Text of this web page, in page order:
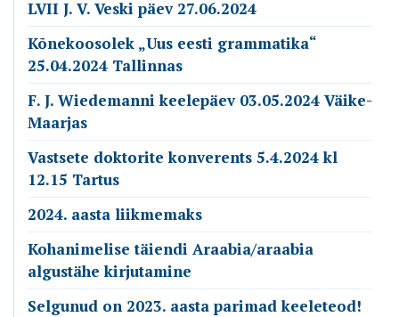
LVII J. V. Veski päev 27.06.2024
Kõnekoosolek „Uus eesti grammatika“
25.04.2024 Tallinnas
F. J. Wiedemanni keelepäev 03.05.2024 Väike-
Maarjas
Vastsete doktorite konverents 5.4.2024 kl
12.15 Tartus
2024. aasta liikmemaks
Kohanimelise täiendi Araabia/araabia
algustähe kirjutamine
Selgunud on 2023. aasta parimad keeleteod!